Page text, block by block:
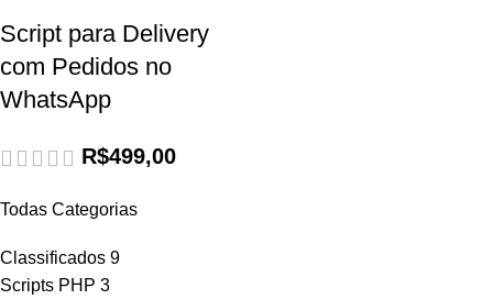
Todas Categorias
Classificados 9
Scripts PHP 3
Script para Delivery
com Pedidos no
WhatsApp
R$499,00